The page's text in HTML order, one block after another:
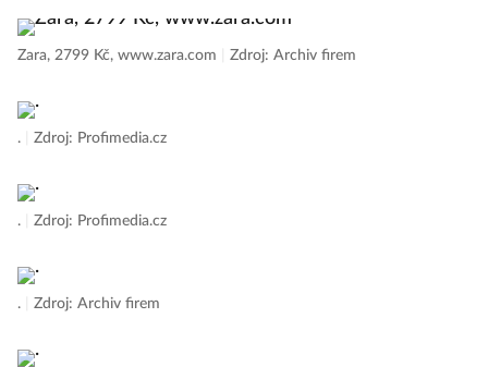
Zara, 2799 Kč, www.zara.com Zdroj: Archiv firem
. Zdroj: Profimedia.cz
. Zdroj: Profimedia.cz
. Zdroj: Archiv firem